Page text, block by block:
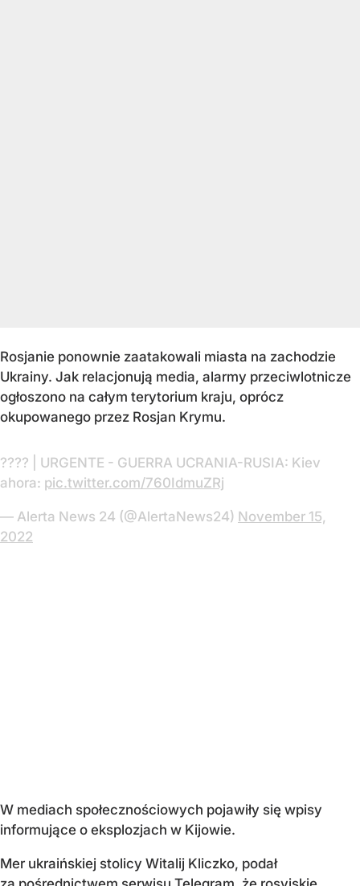
Rosjanie ponownie zaatakowali miasta na zachodzie
Ukrainy. Jak relacjonują media, alarmy przeciwlotnicze
ogłoszono na całym terytorium kraju, oprócz
okupowanego przez Rosjan Krymu.
???? | URGENTE - GUERRA UCRANIA-RUSIA: Kiev
ahora: pic.twitter.com/760IdmuZRj
— Alerta News 24 (@AlertaNews24) November 15,
2022
W mediach społecznościowych pojawiły się wpisy
informujące o eksplozjach w Kijowie.
Mer ukraińskiej stolicy Witalij Kliczko, podał